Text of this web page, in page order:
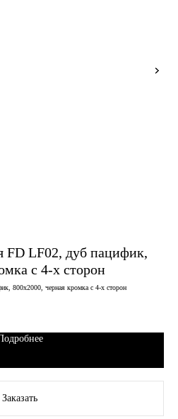
FD LF02, дуб пацифик,
с 4-х сторон
800х2000, черная кромка с 4-х сторон
Заказать